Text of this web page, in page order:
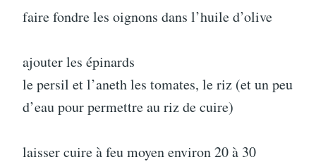
faire fondre les oignons dans l’huile d’olive
ajouter les épinards
le persil et l’aneth les tomates, le riz (et un peu
d’eau pour permettre au riz de cuire)
laisser cuire à feu moyen environ 20 à 30